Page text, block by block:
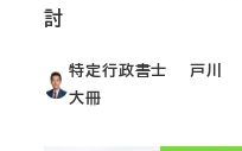
討
特定行政書士 戸川
大冊